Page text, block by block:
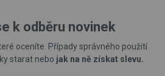
k odběru novinek
oceníte. Případy správného použití
starat nebo jak na ně získat slevu.